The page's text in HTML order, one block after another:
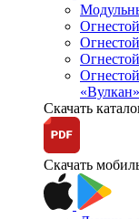
Скачать
Скачать